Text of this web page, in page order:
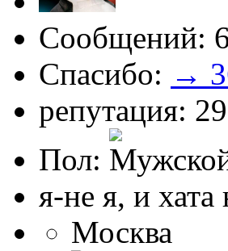
Сообщений:
Спасибо: →
репутация: 29
Пол:
я-не я, и хата
Москва